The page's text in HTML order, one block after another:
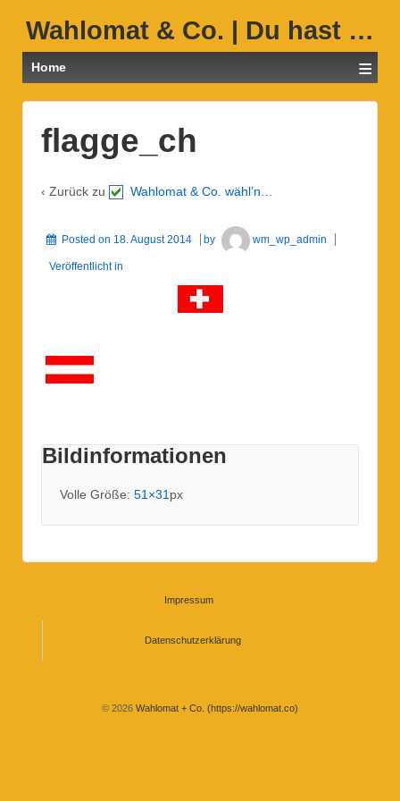
Wahlomat & Co. | Du hast …
Home ≡
flagge_ch
‹ Zurück zu Wahlomat & Co. wähl’n…
Posted on 18. August 2014 by wm_wp_admin
Veröffentlicht in
Bildinformationen
Volle Größe: 51×31px
Impressum
Datenschutzerklärung
© 2026 Wahlomat + Co. (https://wahlomat.co)